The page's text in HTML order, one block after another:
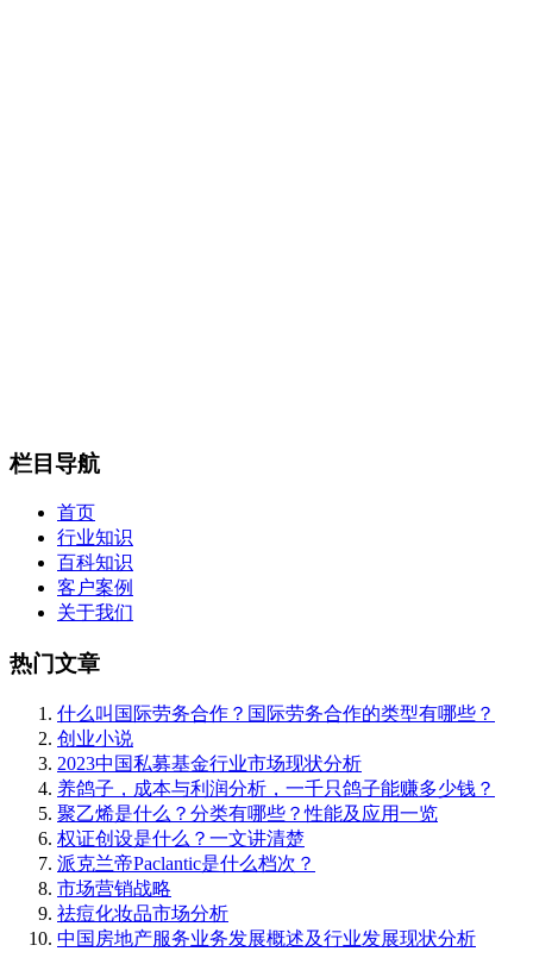
栏目导航
首页
行业知识
百科知识
客户案例
关于我们
热门文章
什么叫国际劳务合作？国际劳务合作的类型有哪些？
创业小说
2023中国私募基金行业市场现状分析
养鸽子，成本与利润分析，一千只鸽子能赚多少钱？
聚乙烯是什么？分类有哪些？性能及应用一览
权证创设是什么？一文讲清楚
派克兰帝Paclantic是什么档次？
市场营销战略
祛痘化妆品市场分析
中国房地产服务业务发展概述及行业发展现状分析